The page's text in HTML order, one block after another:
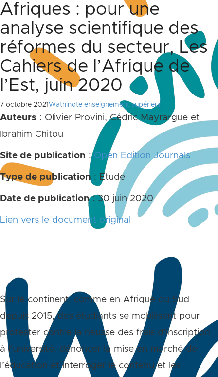
Afriques : pour une
analyse scientifique des
réformes du secteur, Les
Cahiers de l’Afrique de
l’Est, juin 2020
7 octobre 2021 Wathinote enseignement supérieur
Auteurs : Olivier Provini, Cédric Mayrargue et
Ibrahim Chitou
Site de publication :Open Edition Journals
Type de publication : Etude
Date de publication: 30 juin 2020
Lien vers le document original
Sur le continent, comme en Afrique du Sud
depuis 2015, des étudiants se mobilisent pour
protester contre la hausse des frais d’inscription
à l’université, dénoncer la mise en marché de
l’éducation et interroger le contenu et les